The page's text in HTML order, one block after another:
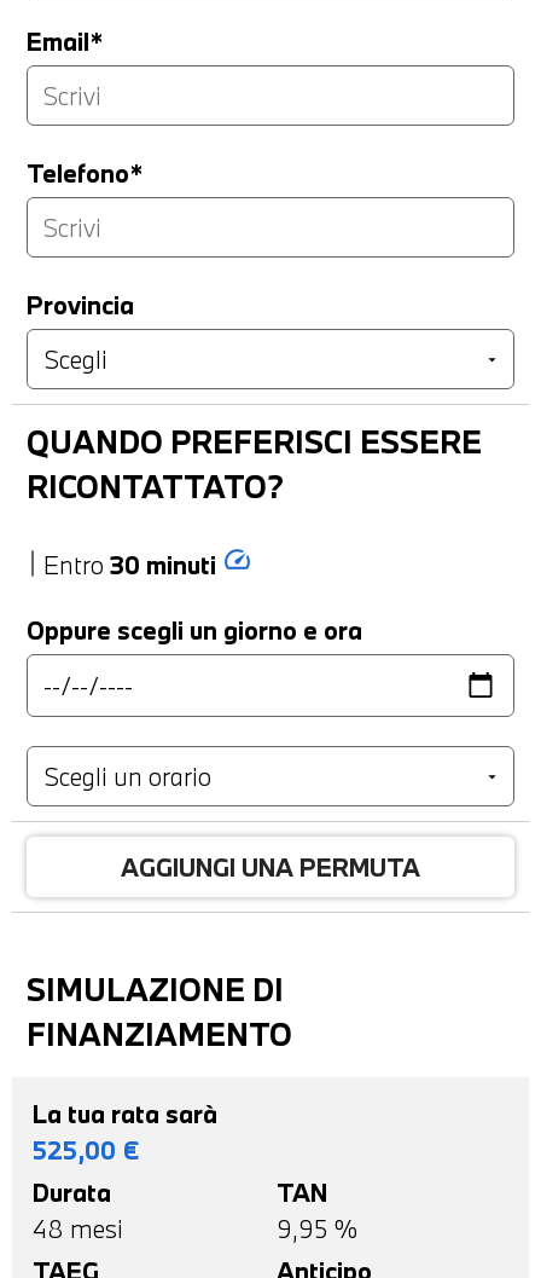
Email*
Telefono*
Provincia
QUANDO PREFERISCI ESSERE
RICONTATTATO?
Entro 30 minuti speed
Oppure scegli un giorno e ora
AGGIUNGI UNA PERMUTA
SIMULAZIONE DI
FINANZIAMENTO
La tua rata sarà
525,00 €
Durata
48 mesi
TAN
9,95 %
TAEG
Anticipo